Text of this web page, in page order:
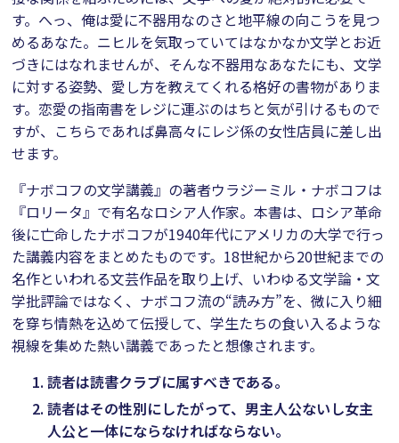
す。へっ、俺は愛に不器用なのさと地平線の向こうを見つ
めるあなた。ニヒルを気取っていてはなかなか文学とお近
づきにはなれませんが、そんな不器用なあなたにも、文学
に対する姿勢、愛し方を教えてくれる格好の書物がありま
す。恋愛の指南書をレジに運ぶのはちと気が引けるもので
すが、こちらであれば鼻高々にレジ係の女性店員に差し出
せます。
『ナボコフの文学講義』の著者ウラジーミル・ナボコフは
『ロリータ』で有名なロシア人作家。本書は、ロシア革命
後に亡命したナボコフが1940年代にアメリカの大学で行っ
た講義内容をまとめたものです。18世紀から20世紀までの
名作といわれる文芸作品を取り上げ、いわゆる文学論・文
学批評論ではなく、ナボコフ流の“読み方”を、微に入り細
を穿ち情熱を込めて伝授して、学生たちの食い入るような
視線を集めた熱い講義であったと想像されます。
読者は読書クラブに属すべきである。
読者はその性別にしたがって、男主人公ないし女主
人公と一体にならなければならない。